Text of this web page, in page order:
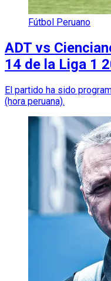
Fútbol Peruano
ADT vs
14 de la Liga 1
El partido ha sido
(hora peruana).